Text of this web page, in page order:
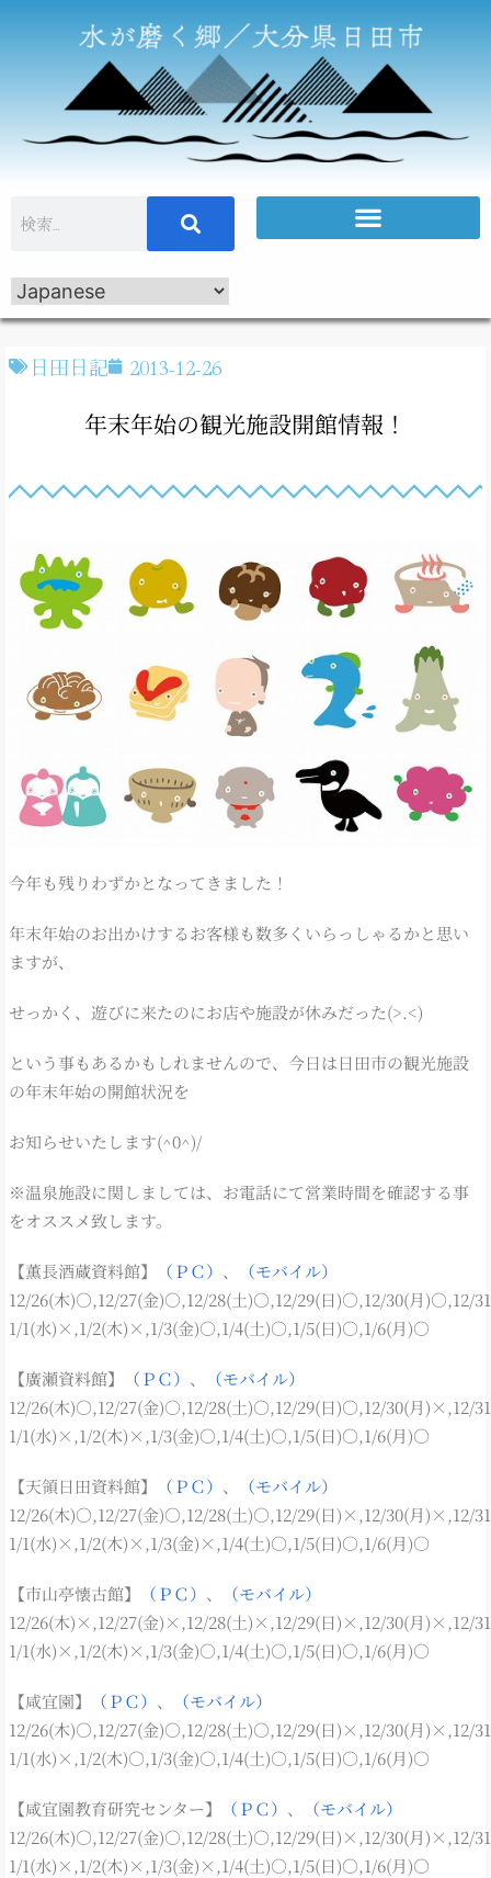
日田日記 2013-12-26
年末年始の観光施設開館情報！
今年も残りわずかとなってきました！
年末年始のお出かけするお客様も数多くいらっしゃるかと思い
ますが、
せっかく、遊びに来たのにお店や施設が休みだった(>.<)
という事もあるかもしれませんので、今日は日田市の観光施設
の年末年始の開館状況を
お知らせいたします(^0^)/
※温泉施設に関しましては、お電話にて営業時間を確認する事
をオススメ致します。
【薫長酒蔵資料館】 （ＰＣ） 、
（モバイル）
12/26(木)○,12/27(金)○,12/28(土)○,12/29(日)○,12/30(月)○,12/
1/1(水)×,1/2(木)×,1/3(金)○,1/4(土)○,1/5(日)○,1/6(月)○
【廣瀬資料館】 （ＰＣ） 、
（モバイル）
12/26(木)○,12/27(金)○,12/28(土)○,12/29(日)○,12/30(月)×,12/
1/1(水)×,1/2(木)×,1/3(金)○,1/4(土)○,1/5(日)○,1/6(月)○
【天領日田資料館】 （ＰＣ） 、
（モバイル）
12/26(木)○,12/27(金)○,12/28(土)○,12/29(日)×,12/30(月)×,12/
1/1(水)×,1/2(木)×,1/3(金)×,1/4(土)○,1/5(日)○,1/6(月)○
【市山亭懐古館】 （ＰＣ） 、
（モバイル）
12/26(木)×,12/27(金)×,12/28(土)×,12/29(日)×,12/30(月)×,12/
1/1(水)×,1/2(木)×,1/3(金)○,1/4(土)○,1/5(日)○,1/6(月)○
【咸宜園】 （ＰＣ） 、
（モバイル）
12/26(木)○,12/27(金)○,12/28(土)○,12/29(日)×,12/30(月)×,12/
1/1(水)×,1/2(木)○,1/3(金)○,1/4(土)○,1/5(日)○,1/6(月)○
【咸宜園教育研究センター】 （ＰＣ） 、
（モバイル）
12/26(木)○,12/27(金)○,12/28(土)○,12/29(日)×,12/30(月)×,12/
1/1(水)×,1/2(木)×,1/3(金)×,1/4(土)○,1/5(日)○,1/6(月)○